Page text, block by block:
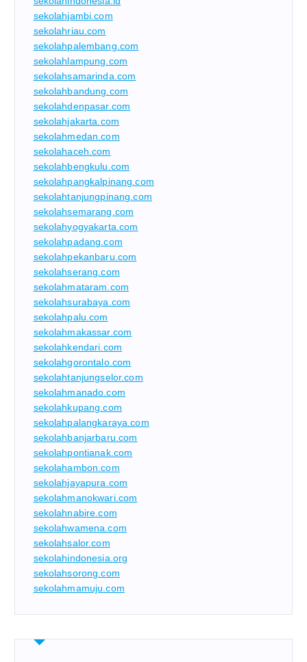
sekolahjambi.com
sekolahriau.com
sekolahpalembang.com
sekolahlampung.com
sekolahsamarinda.com
sekolahbandung.com
sekolahdenpasar.com
sekolahjakarta.com
sekolahmedan.com
sekolahaceh.com
sekolahbengkulu.com
sekolahpangkalpinang.com
sekolahtanjungpinang.com
sekolahsemarang.com
sekolahyogyakarta.com
sekolahpadang.com
sekolahpekanbaru.com
sekolahserang.com
sekolahmataram.com
sekolahsurabaya.com
sekolahpalu.com
sekolahmakassar.com
sekolahkendari.com
sekolahgorontalo.com
sekolahtanjungselor.com
sekolahmanado.com
sekolahkupang.com
sekolahpalangkaraya.com
sekolahbanjarbaru.com
sekolahpontianak.com
sekolahambon.com
sekolahjayapura.com
sekolahmanokwari.com
sekolahnabire.com
sekolahwamena.com
sekolahsalor.com
sekolahindonesia.org
sekolahsorong.com
sekolahmamuju.com